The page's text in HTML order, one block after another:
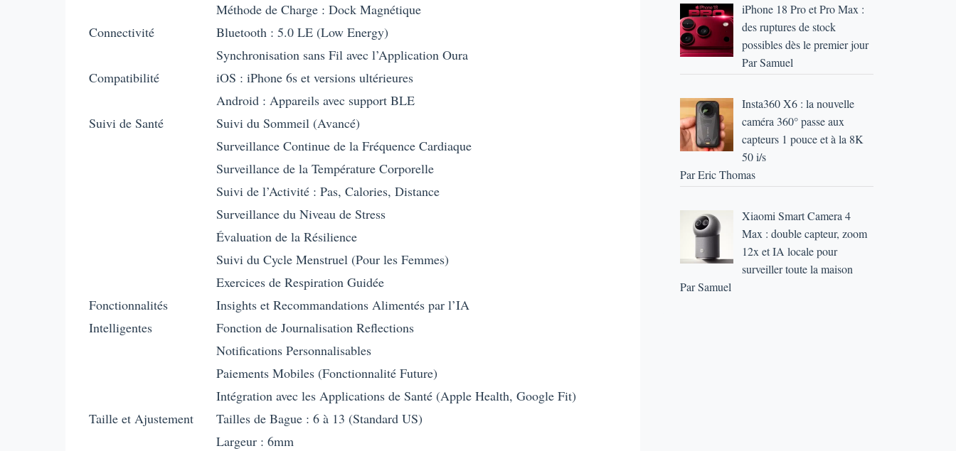
Méthode de Charge : Dock Magnétique
Connectivité
Bluetooth : 5.0 LE (Low Energy)
Synchronisation sans Fil avec l’Application Oura
Compatibilité
iOS : iPhone 6s et versions ultérieures
Android : Appareils avec support BLE
Suivi de Santé
Suivi du Sommeil (Avancé)
Surveillance Continue de la Fréquence Cardiaque
Surveillance de la Température Corporelle
Suivi de l’Activité : Pas, Calories, Distance
Surveillance du Niveau de Stress
Évaluation de la Résilience
Suivi du Cycle Menstruel (Pour les Femmes)
Exercices de Respiration Guidée
Fonctionnalités
Insights et Recommandations Alimentés par l’IA
Intelligentes
Fonction de Journalisation Reflections
Notifications Personnalisables
Paiements Mobiles (Fonctionnalité Future)
Intégration avec les Applications de Santé (Apple Health, Google Fit)
Taille et Ajustement
Tailles de Bague : 6 à 13 (Standard US)
Largeur : 6mm
iPhone 18 Pro et Pro Max :
des ruptures de stock
possibles dès le premier jour
Par Samuel
Insta360 X6 : la nouvelle
caméra 360° passe aux
capteurs 1 pouce et à la 8K
50 i/s
Par Eric Thomas
Xiaomi Smart Camera 4
Max : double capteur, zoom
12x et IA locale pour
surveiller toute la maison
Par Samuel